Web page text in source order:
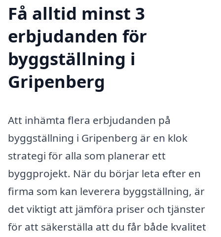
Få alltid minst 3
erbjudanden för
byggställning i
Gripenberg
Att inhämta flera erbjudanden på
byggställning i Gripenberg är en klok
strategi för alla som planerar ett
byggprojekt. När du börjar leta efter en
firma som kan leverera byggställning, är
det viktigt att jämföra priser och tjänster
för att säkerställa att du får både kvalitet